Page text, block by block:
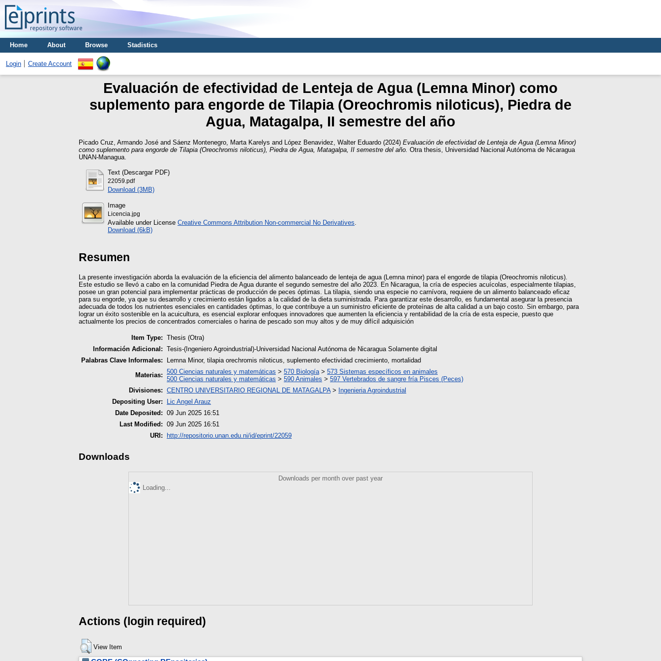
Home About Browse Stadistics
Login Create Account
Evaluación de efectividad de Lenteja de Agua (Lemna Minor) como
suplemento para engorde de Tilapia (Oreochromis niloticus), Piedra de
Agua, Matagalpa, II semestre del año
Picado Cruz, Armando José and Sáenz Montenegro, Marta Karelys and López Benavidez, Walter Eduardo (2024) Evaluación de efectividad de Lenteja de Agua (Lemna Minor)
como suplemento para engorde de Tilapia (Oreochromis niloticus), Piedra de Agua, Matagalpa, II semestre del año. Otra thesis, Universidad Nacional Autónoma de Nicaragua
UNAN-Managua.
Text (Descargar PDF)
22059.pdf
Download (3MB)
Image
Licencia.jpg
Available under License Creative Commons Attribution Non-commercial No Derivatives
Download (6kB)
Resumen
La presente investigación aborda la evaluación de la eficiencia del alimento balanceado de lenteja de agua (Lemna minor) para el engorde de tilapia (Oreochromis niloticus).
Este estudio se llevó a cabo en la comunidad Piedra de Agua durante el segundo semestre del año 2023. En Nicaragua, la cría de especies acuícolas, especialmente tilapias,
posee un gran potencial para implementar prácticas de producción de peces óptimas. La tilapia, siendo una especie no carnívora, requiere de un alimento balanceado eficaz
para su engorde, ya que su desarrollo y crecimiento están ligados a la calidad de la dieta suministrada. Para garantizar este desarrollo, es fundamental asegurar la presencia
adecuada de todos los nutrientes esenciales en cantidades óptimas, lo que contribuye a un suministro eficiente de proteínas de alta calidad a un bajo costo. Sin embargo, para
lograr un éxito sostenible en la acuicultura, es esencial explorar enfoques innovadores que aumenten la eficiencia y rentabilidad de la cría de esta especie, puesto que
actualmente los precios de concentrados comerciales o harina de pescado son muy altos y de muy difícil adquisición
Item Type: Thesis (Otra)
Información Adicional: Tesis-(Ingeniero Agroindustrial)-Universidad Nacional Autónoma de Nicaragua Solamente digital
Palabras Clave Informales:
Lemna Minor, tilapia orechromis niloticus, suplemento efectividad crecimiento, mortalidad
Materias: 500 Ciencias naturales y matemáticas > 570 Biología > 573 Sistemas específicos en animales
500 Ciencias naturales y matemáticas > 590 Animales > 597 Vertebrados de sangre fría Pisces (Peces)
Divisiones: CENTRO UNIVERSITARIO REGIONAL DE MATAGALPA> Ingenieria Agroindustrial
Depositing User:
Lic Angel Arauz
Date Deposited: 09 Jun 2025 16:51
Last Modified: 09 Jun 2025 16:51
URI:
http://repositorio.unan.edu.ni/id/eprint/22059
Downloads
Downloads per month over past year
Loading...
Actions (login required)
View Item